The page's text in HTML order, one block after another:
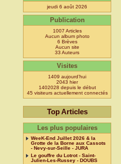
jeudi 6 août 2026
Publication
1007 Articles
Aucun album photo
6 Brèves
Aucun site
33 Auteurs
Visites
1409 aujourd’hui
2043 hier
1402028 depuis le début
45 visiteurs actuellement connectés
Top Articles
Les plus populaires
WeeK-End Juillet 2026 & la
Grotte de la Borne aux Cassots
- Nevy-sur-Seille - JURA
Le gouffre du Lotrot - Saint-
Julien-Les-Russey - DOUBS